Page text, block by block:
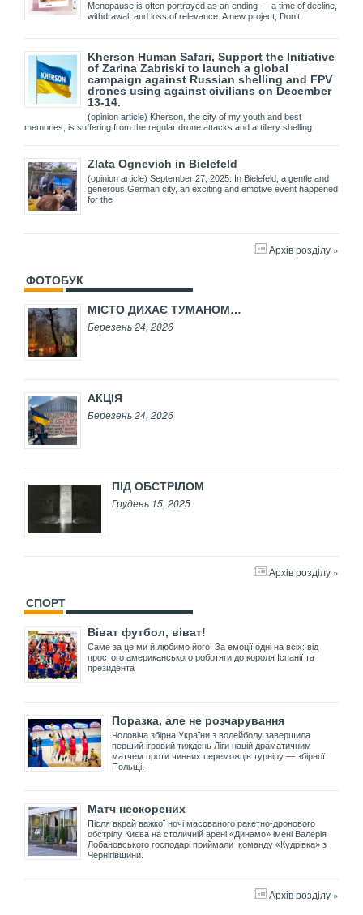
Menopause is often portrayed as an ending — a time of decline,
withdrawal, and loss of relevance. A new project, Don’t
Kherson Human Safari, Support the Initiative
of Zarina Zabriski to launch a global
campaign against Russian shelling and FPV
drones using against civilians on December
13-14.
(opinion article) Kherson, the city of my youth and best
memories, is suffering from the regular drone attacks and artillery shelling
Zlata Ognevich in Bielefeld
(opinion article) September 27, 2025. In Bielefeld, a gentle and
generous German city, an exciting and emotive event happened
for the
Архів розділу »
ФОТОБУК
МІСТО ДИХАЄ ТУМАНОМ…
Березень 24, 2026
АКЦІЯ
Березень 24, 2026
ПІД ОБСТРІЛОМ
Грудень 15, 2025
Архів розділу »
СПОРТ
Віват футбол, віват!
Саме за це ми й любимо його! За емоції одні на всіх: від
простого американського роботяги до короля Іспанії та
президента
Поразка, але не розчарування
Чоловіча збірна України з волейболу завершила
перший ігровий тиждень Ліги націй драматичним
матчем проти чинних переможців турніру — збірної
Польщі.
Матч нескорених
Після вкрай важкої ночі масованого ракетно-дронового
обстрілу Києва на столичній арені «Динамо» імені Валерія
Лобановського господарі приймали команду «Кудрівка» з
Чернігівщини.
Архів розділу »